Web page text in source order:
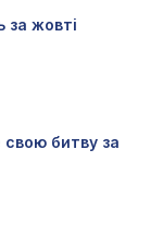
жовті
свою битву за